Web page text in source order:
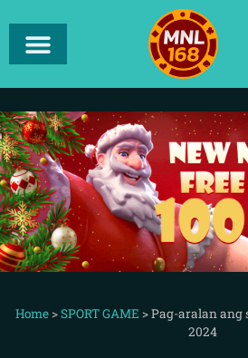
Home>SPORT GAME >Pag-aralan ang
2024